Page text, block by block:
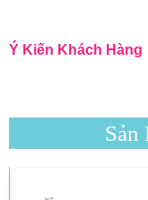
Ý Kiến Khách Hàng
Sản